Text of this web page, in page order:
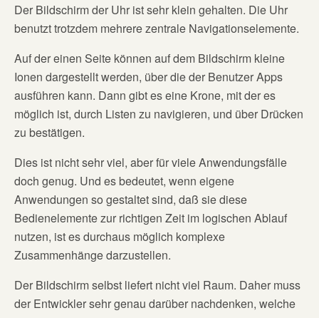
Der Bildschirm der Uhr ist sehr klein gehalten. Die Uhr
benutzt trotzdem mehrere zentrale Navigationselemente.
Auf der einen Seite können auf dem Bildschirm kleine
Ionen dargestellt werden, über die der Benutzer Apps
ausführen kann. Dann gibt es eine Krone, mit der es
möglich ist, durch Listen zu navigieren, und über Drücken
zu bestätigen.
Dies ist nicht sehr viel, aber für viele Anwendungsfälle
doch genug. Und es bedeutet, wenn eigene
Anwendungen so gestaltet sind, daß sie diese
Bedienelemente zur richtigen Zeit im logischen Ablauf
nutzen, ist es durchaus möglich komplexe
Zusammenhänge darzustellen.
Der Bildschirm selbst liefert nicht viel Raum. Daher muss
der Entwickler sehr genau darüber nachdenken, welche